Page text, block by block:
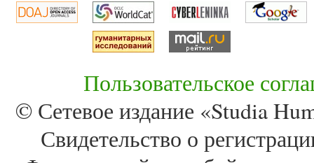
Пользовательское
© Сетевое издание «Studia
Свидетельство о